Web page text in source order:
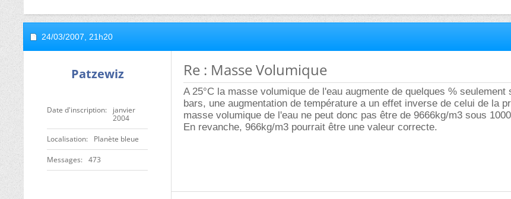
24/03/2007, 21h20
Patzewiz
Date d'inscription
janvier
2004
Localisation Planète bleue
Messages 473
Re : Masse Volumique
A 25°C la masse volumique de l'eau augmente de quelques % seulement
bars, une augmentation de température a un effet inverse de celui de la
masse volumique de l'eau ne peut donc pas être de 9666kg/m3 sous
En revanche, 966kg/m3 pourrait être une valeur correcte.